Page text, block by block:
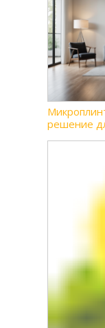
решение